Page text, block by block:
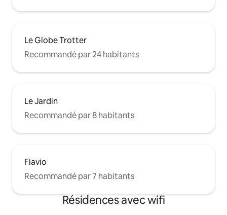
Le Globe Trotter
Recommandé par 24 habitants
Le Jardin
Recommandé par 8 habitants
Flavio
Recommandé par 7 habitants
Résidences avec wifi